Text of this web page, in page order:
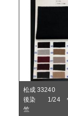
松成 33240
後染 1/24 ウ
竺